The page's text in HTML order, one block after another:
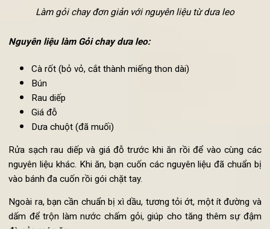
Làm gỏi chay đơn giản với nguyên liệu từ dưa leo
Nguyên liệu làm Gỏi chay dưa leo:
Cà rốt (bỏ vỏ, cắt thành miếng thon dài)
Bún